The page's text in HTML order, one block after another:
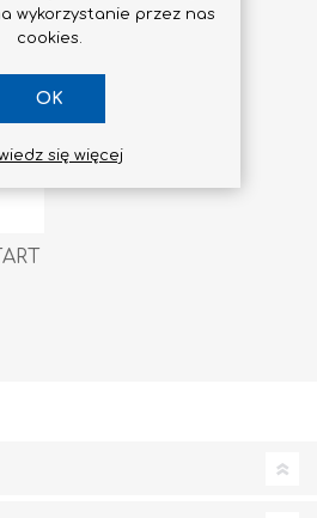
wykorzystanie przez nas
cookies.
OK
się więcej